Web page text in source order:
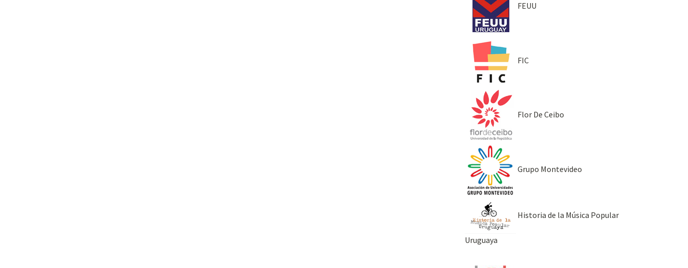
FEUU
FIC
Flor De Ceibo
Grupo Montevideo
Historia de la Música Popular
Uruguaya